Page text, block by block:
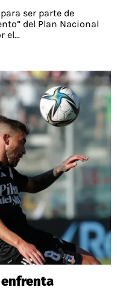
ser parte de
del Plan Nacional
el...
enfrenta